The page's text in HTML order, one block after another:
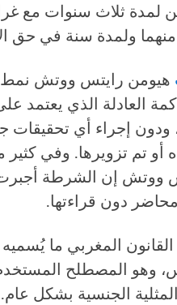
لمدة ثلاث سنوات مع
ولمدة سنة في حق
هيومن رايتس ووتش نمط
العادلة الذي يعتمد
ودون إجراء أي تحقيقات
أو تم تزويرها. وفي
ووتش إن الشرطة أجبرت
دون قراءتها.
المغربي ما
وهو المصطلح
الجنسية بشكل عام.